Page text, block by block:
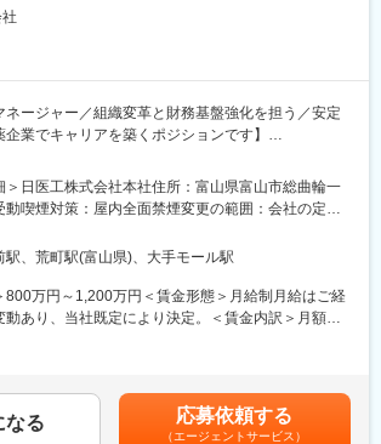
対応した新製剤工場の稼働を開始しています。今
用いる新規モダリティにも対応したCDMO事業に
まのご要望にお応えしていきます。
（CRO）については、2023年度より、旧富山化学か
た創薬研究（薬理・動態安全性・合成）アセットを
ビスを展開しています。CDMO事業部門と連携し、
対象とした寮や借上げ社宅制度あり
ム株式会社のヘルスケア事業の中核を担う100％子
く、腰を据えて長く働くことのできる環境です。
タイム制なので（試用期間後）働きやすさも良好で
ネージャー／組織変革と財務基盤強化を担う／安定
企業でキャリアを築くポジションです】
株式会社へ出向、財務部にてグループ長として財
・運営をお任せします。
は財務グループいずれかのリーダーとして、資金管
・決算・レポーティング等、広範囲にわたる財務経
に加え、部下のマネジメントと業務プロセスの改善
織の変革を牽引しながら、安定した財務基盤の維
理、金融機関対応、財務レポーティング
実績分析、経営会議向けレポート作成
期・年次の個別・連結決算業務、開示対応
＞日医工株式会社本社住所：富山県富山市総曲輪一
動喫煙対策：屋内全面禁煙変更の範囲：会社の定め
駅、荒町駅(富山県)、大手モール駅
800万円～1,200万円＜賃金形態＞月給制月給はご経
動あり、当社既定により決定。＜賃金内訳＞月額
年1回。賃金はあくまでも目安の金額であり、選考を
る可能性があります。月給(月額)は固定手当を含めた
なる 応募依頼する
（エージェントサービス）